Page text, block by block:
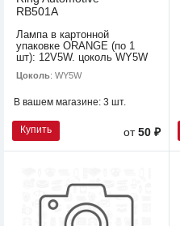
RB501A
Лампа в картонной
упаковке ORANGE (по 1
шт): 12V5W. цоколь WY5W
Цоколь: WY5W
В вашем магазине: 3 шт.
Купить от50 ₽